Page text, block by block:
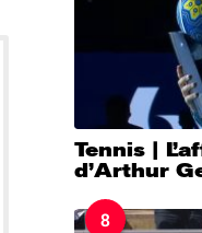
Tennis |
d’Arthur
8